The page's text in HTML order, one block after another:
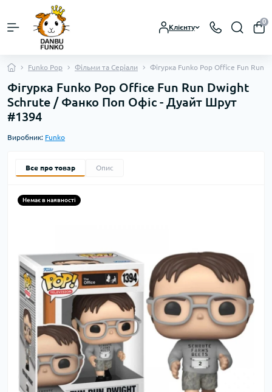
Клієнту
0
Funko Pop Фільми та Серіали Фігурка Funko Pop Office Fun
Фігурка Funko Pop Office Fun Run Dwight
Schrute / Фанко Поп Офіс - Дуайт Шрут
#1394
Виробник: Funko
Все про товар Опис
Немає в наявності